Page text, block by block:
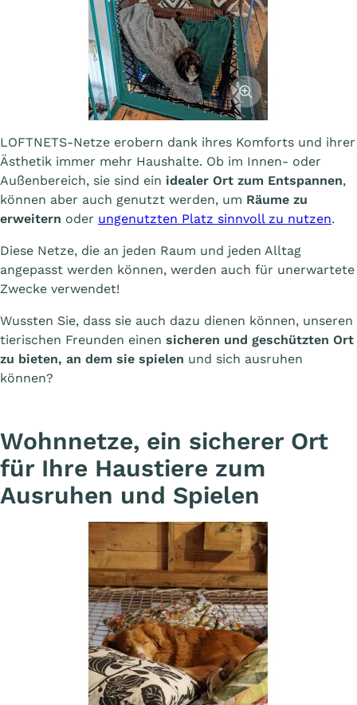
Afficher l'image
LOFTNETS-Netze erobern dank ihres Komforts und ihrer
Ästhetik immer mehr Haushalte. Ob im Innen- oder
Außenbereich, sie sind ein idealer Ort zum Entspannen,
können aber auch genutzt werden, um Räume zu
erweitern oder ungenutzten Platz sinnvoll zu nutzen.
Diese Netze, die an jeden Raum und jeden Alltag
angepasst werden können, werden auch für unerwartete
Zwecke verwendet!
Wussten Sie, dass sie auch dazu dienen können, unseren
tierischen Freunden einen sicheren und geschützten Ort
zu bieten, an dem sie spielen und sich ausruhen
können?
Wohnnetze, ein sicherer Ort
für Ihre Haustiere zum
Ausruhen und Spielen